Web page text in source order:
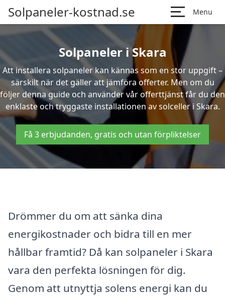
Solpaneler-kostnad.se Menu
Solpaneler i Skara
Att installera solpaneler kan kännas som en stor uppgift –
särskilt när det gäller att jämföra offerter. Men om du
följer denna guide och använder vår offerttjänst får du den
enklaste och tryggaste installationen av solceller i Skara.
Få 3 erbjudanden, gratis och utan förpliktelser
Drömmer du om att sänka dina
energikostnader och bidra till en mer
hållbar framtid? Då kan solpaneler i Skara
vara den perfekta lösningen för dig.
Genom att utnyttja solens energi kan du